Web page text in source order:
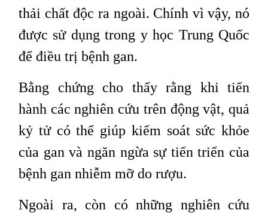
thải chất độc ra ngoài. Chính vì vậy, nó
được sử dụng trong y học Trung Quốc
để điều trị bệnh gan.
Bằng chứng cho thấy rằng khi tiến
hành các nghiên cứu trên động vật, quả
kỷ tử có thể giúp kiểm soát sức khỏe
của gan và ngăn ngừa sự tiến triển của
bệnh gan nhiễm mỡ do rượu.
Ngoài ra, còn có những nghiên cứu